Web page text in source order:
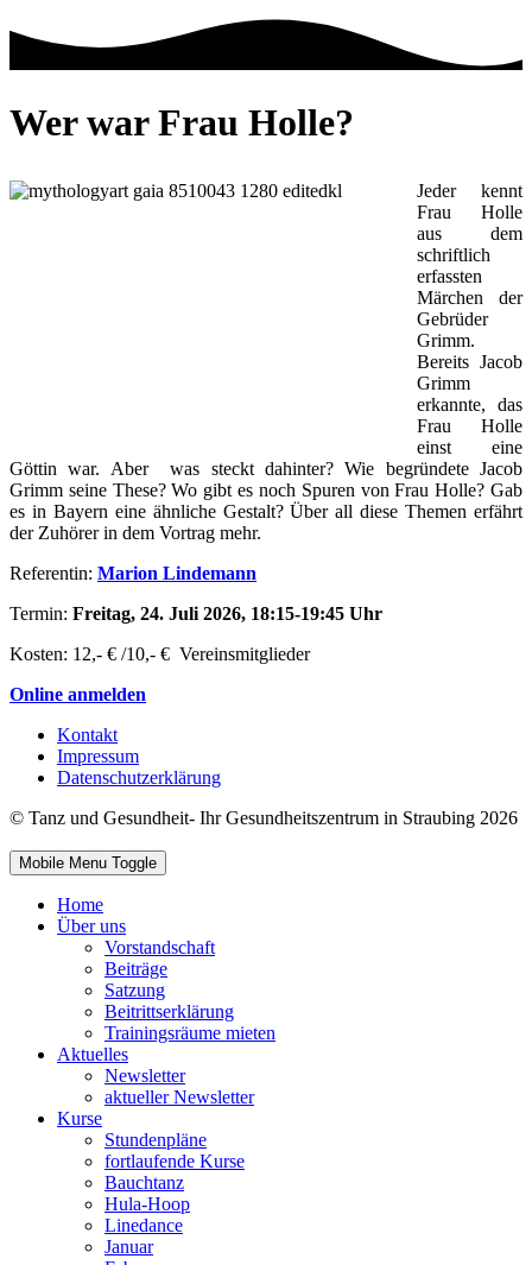
Wer war Frau Holle?
Jeder kennt
Frau Holle
aus dem
schriftlich
erfassten
Märchen der
Gebrüder
Grimm.
Bereits Jacob
Grimm
erkannte, das
Frau Holle
einst eine
Göttin war. Aber was steckt dahinter? Wie begründete Jacob
Grimm seine These? Wo gibt es noch Spuren von Frau Holle? Gab
es in Bayern eine ähnliche Gestalt? Über all diese Themen erfährt
der Zuhörer in dem Vortrag mehr.
Referentin: Marion Lindemann
Termin: Freitag, 24. Juli 2026, 18:15-19:45 Uhr
Kosten: 12,- € /10,- € Vereinsmitglieder
Online anmelden
Kontakt
Impressum
Datenschutzerklärung
© Tanz und Gesundheit- Ihr Gesundheitszentrum in Straubing 2026
Mobile Menu Toggle
Home
Über uns
Vorstandschaft
Beiträge
Satzung
Beitrittserklärung
Trainingsräume mieten
Aktuelles
Newsletter
aktueller Newsletter
Kurse
Stundenpläne
fortlaufende Kurse
Bauchtanz
Hula-Hoop
Linedance
Januar